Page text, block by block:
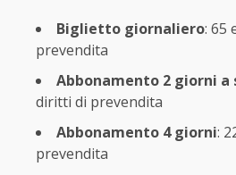
Biglietto giornaliero: 65
prevendita
Abbonamento 2 giorni a
diritti di prevendita
Abbonamento 4 giorni:
prevendita